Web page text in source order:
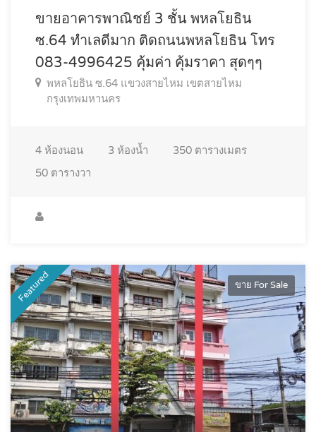
ขายอาคารพาณิชย์ 3 ชั้น พหลโยธิน
ซ.64 ทำเลดีมาก ติดถนนพหลโยธิน โทร
083-4996425 คุ้มค่า คุ้มราคา สุดๆๆ
พหลโยธิน ซ.64 แขวงสายไหม เขตสายไหม
กรุงเทพมหานคร
4 ห้องนอน 3 ห้องน้ำ 350 ตารางเมตร
50 ตารางวา
Featured ขาย For Sale